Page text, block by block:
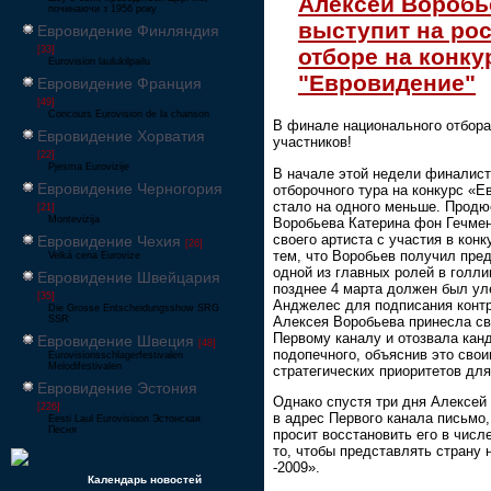
починаючи з 1956 року
Евровидение Финляндия
[33]
Eurovision laulukilpailu
Евровидение Франция
[49]
Concours Eurovision de la chanson
Евровидение Хорватия
[22]
Pjesma Eurovizije
Евровидение Черногория
[21]
Montevizija
Евровидение Чехия [26]
Velká cena Eurovize
Евровидение Швейцария
[35]
Die Grosse Entscheidungsshow SRG
SSR
Евровидение Швеция [48]
Eurovisionsschlagerfestivalen
Melodifestivalen
Евровидение Эстония
[226]
Eesti Laul Eurovisioon Эстонская
Песня
Календарь новостей
выступит на
отборе на
"Евровидение"
В финале национального
участников!
В начале этой недели
отборочного тура на конкурс
стало на одного меньше.
Воробьева Катерина фон
своего артиста с участия в
тем, что Воробьев получил
одной из главных ролей в
позднее 4 марта должен был
Анджелес для подписания
Алексея Воробьева принесла
Первому каналу и отозвала
подопечного, объяснив это
стратегических приоритетов
Однако спустя три дня
в адрес Первого канала
просит восстановить его в
то, чтобы представлять страну
-2009».